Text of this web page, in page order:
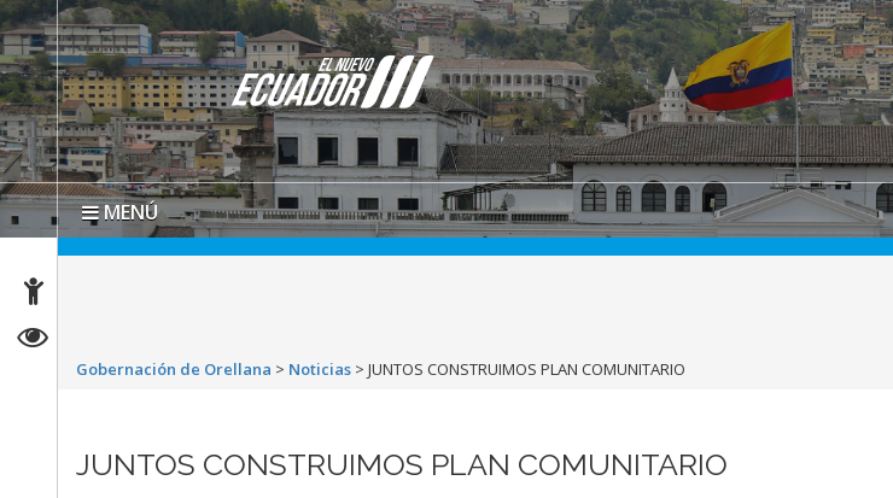
MENÚ
Gobernación de Orellana > Noticias >JUNTOS CONSTRUIMOS PLAN COMUNITARIO
JUNTOS CONSTRUIMOS PLAN COMUNITARIO